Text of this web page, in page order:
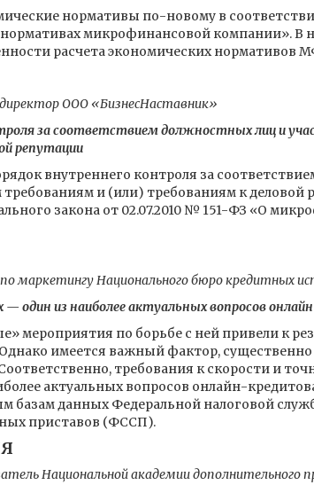
нормативы по-новому в
микрофинансовой компании». В
расчета экономических нормативов
ООО «БизнесНаставник»
за соответствием должностных лиц и
репутации
внутреннего контроля за
и (или) требованиям к деловой
закона от 02.07.2010 № 151-ФЗ «О
маркетингу Национального бюро кредитных
один из наиболее актуальных вопросов
мероприятия по борьбе с ней привели к
имеется важный фактор,
требования к скорости и
актуальных вопросов онлайн-
базам данных Федеральной налоговой
приставов (ФССП).
Национальной академии дополнительного